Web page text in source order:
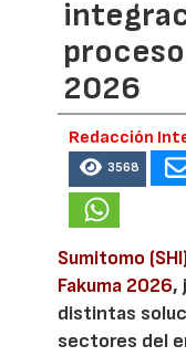
2026
Redacción
3568
Sumitomo
Fakuma 2026,
distintas
sectores del